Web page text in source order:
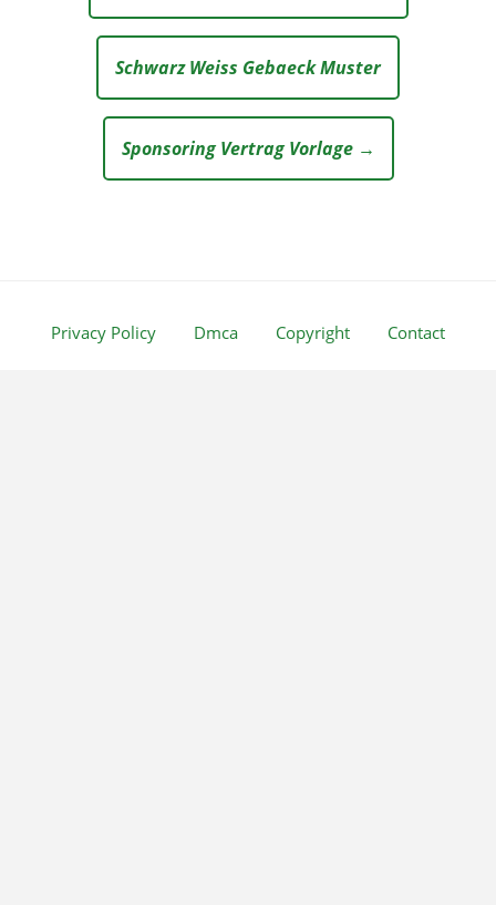
Schwarz Weiss Gebaeck Muster
Sponsoring Vertrag Vorlage →
Privacy Policy Dmca Copyright Contact